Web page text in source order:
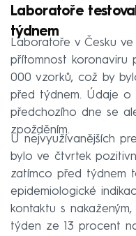
Laboratoře
týdnem
Laboratoře v Česku
přítomnost koronaviru
000 vzorků, což by
před týdnem. Údaje o
předchozího dne se
zpožděním.
U nejvyužívanějších
bylo ve čtvrtek
zatímco před týdnem
epidemiologické
kontaktu s
týden ze 13 procent